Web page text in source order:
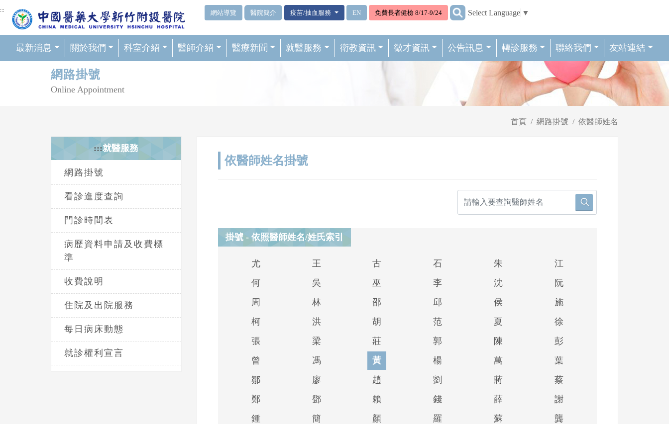
網頁頂端重要消息及連結
::: 網站導覽 醫院簡介 疫苗/抽血服務 EN 免費長者健檢 8/17-9/24 ::: Select Language ▼
最新消息 關於我們 科室介紹 醫師介紹 醫療新聞 就醫服務 衛教資訊 徵才資訊 公告訊息 轉診服務 聯絡我們 友站連結
網路掛號
Online Appointment
首頁 網路掛號 依醫師姓名
:::就醫服務
網路掛號
看診進度查詢
門診時間表
病歷資料申請及收費標
準
收費說明
住院及出院服務
每日病床動態
就診權利宣言
依醫師姓名掛號
掛號 - 依照醫師姓名/姓氏索引
尤 王 古 石 朱
江
何
吳 巫 李 沈
阮
周
林 邵 邱 侯
施
柯
洪 胡 范 夏
徐
張
梁 莊 郭 陳
彭
曾
馮 黃 楊 萬
葉
鄒
廖 趙 劉 蔣
蔡
鄭
鄧 賴 錢 薛
謝
鍾
簡 顏 羅 蘇 龔